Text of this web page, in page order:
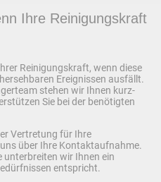
Ihre Reinigungskraft
Reinigungskraft, wenn diese
Ereignissen ausfällt.
stehen wir Ihnen kurz-
Sie bei der benötigten
Vertretung für Ihre
über Ihre Kontaktaufnahme.
unterbreiten wir Ihnen ein
entspricht.